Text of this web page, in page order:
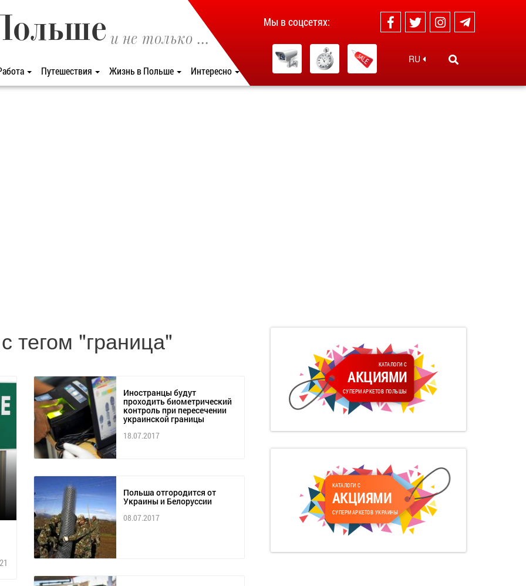
и не только ...
Путешествия Жизнь в Польше Интересно
Мы в соцсетях:
RU
тегом "граница"
Иностранцы будут
проходить биометрический
контроль при пересечении
украинской границы
18.07.2017
Польша отгородится от
Украины и Белоруссии
08.07.2017
КАТАЛОГИ С
АКЦИЯМИ
СУПЕРМАРКЕТОВ ПОЛЬШЫ
КАТАЛОГИ С
АКЦИЯМИ
СУПЕРМАРКЕТОВ УКРАИНЫ